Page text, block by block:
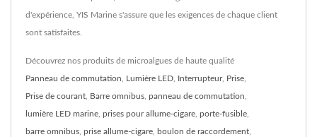
d'expérience, YIS Marine s'assure que les exigences de chaque client
sont satisfaites.
Découvrez nos produits de microalgues de haute qualité
Panneau de commutation Lumière LED Interrupteur, Prise
Prise de courant Barre omnibus panneau de commutation
lumière LED marine prises pour allume-cigare porte-fusible
barre omnibus prise allume-cigare boulon de raccordement